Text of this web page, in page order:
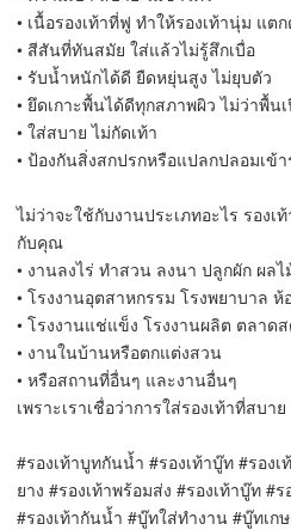
• เนื้อรองเท้าที่ฟู ทำให้รองเท้านุ่ม แต
• สีสันที่ทันสมัย ใส่แล้วไม่รู้สึกเบื่อ
• รับน้ำหนักได้ดี ยืดหยุ่นสูง ไม่ยุบตัว
• ยึดเกาะพื้นได้ดีทุกสภาพผิว ไม่ว่าพื้น
• ใส่สบาย ไม่กัดเท้า
• ป้องกันสิ่งสกปรกหรือแปลกปลอมเข้า
ไม่ว่าจะใช้กับงานประเภทอะไร รอง
กับคุณ
• งานลงไร่ ทำสวน ลงนา ปลูกผัก ผล
• โรงงานอุตสาหกรรม โรงพยาบาล ห้
• โรงงานแช่แข็ง โรงงานผลิต ตลาด
• งานในบ้านหรือตกแต่งสวน
• หรือสถานที่อื่นๆ และงานอื่นๆ
เพราะเราเชื่อว่าการใส่รองเท้าที่สบ
#รองเท้าบูทกันน้ำ #รองเท้าบู๊ท #รอง
ยาง #รองเท้าพร้อมส่ง #รองเท้าบู๊ท #
#รองเท้ากันน้ำ #บู๊ทใส่ทำงาน #บู๊ทเ